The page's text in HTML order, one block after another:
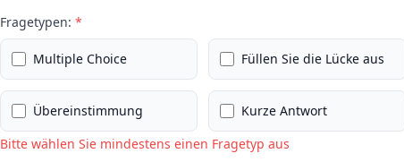
Fragetypen: *
Multiple Choice Füllen Sie die Lücke aus
Übereinstimmung Kurze Antwort
Bitte wählen Sie mindestens einen Fragetyp aus